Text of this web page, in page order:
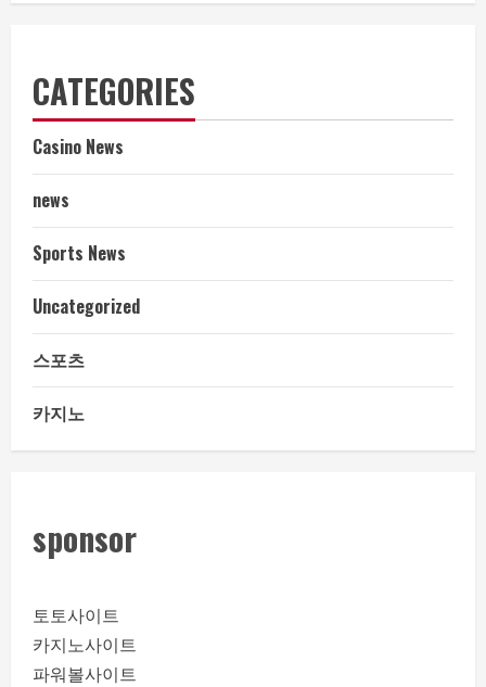
CATEGORIES
Casino News
news
Sports News
Uncategorized
스포츠
카지노
sponsor
토토사이트
카지노사이트
파워볼사이트